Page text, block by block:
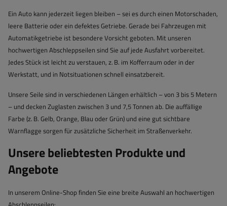
Ein Auto kann jederzeit liegen bleiben – sei es durch einen Motorschaden,
leere Batterie oder ein defektes Getriebe. Gerade bei Fahrzeugen mit
Automatikgetriebe ist besondere Vorsicht geboten. Mit unseren
hochwertigen Abschleppseilen sind Sie auf jede Ausfahrt vorbereitet.
Jedes Stück ist leicht zu verstauen, z. B. im Kofferraum oder in der
Werkstatt, und in Notsituationen schnell einsatzbereit.
Unsere Seile sind in verschiedenen Längen erhältlich – von 3 bis 5 Metern
– und decken Zuglasten zwischen 3 und 7,5 Tonnen ab. Die auffällige
Farbe (z. B. Gelb, Orange, Blau oder Grün) und eine gut sichtbare
Warnflagge sorgen für zusätzliche Sicherheit im Straßenverkehr.
Unsere beliebtesten Produkte und
Angebote
In unserem Online-Shop finden Sie eine breite Auswahl an hochwertigen